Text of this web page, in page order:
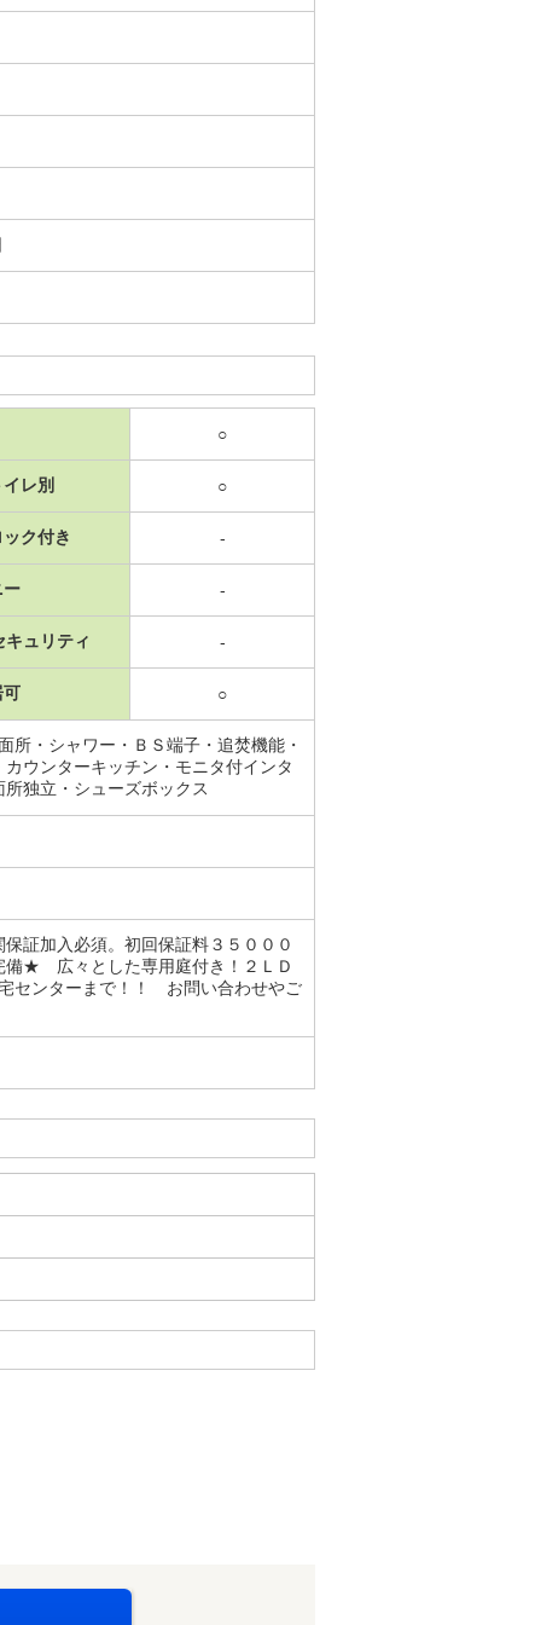
○
レ別 ○
ク付き -
ー -
キュリティ -
可 ○
所・シャワー・ＢＳ端子・追焚機能・
ウンターキッチン・モニタ付インタ
独立・シューズボックス
証加入必須。初回保証料３５０００
備★ 広々とした専用庭付き！２ＬＤ
センターまで！！ お問い合わせやご